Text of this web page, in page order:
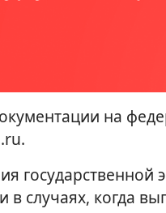
на
государственной
в случаях, когда